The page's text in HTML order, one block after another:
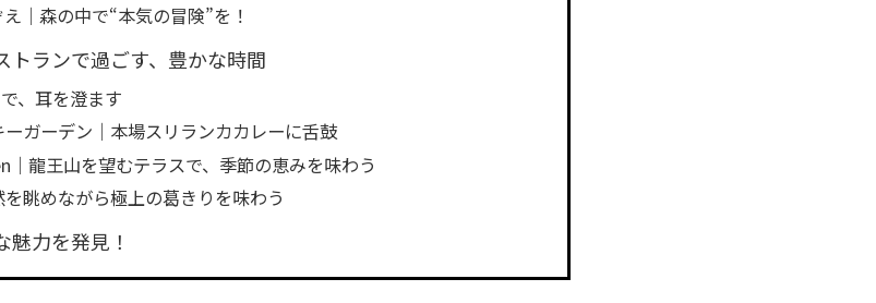
｜森の中で“本気の冒険”を！
トランで過ごす、豊かな時間
、耳を澄ます
ガーデン｜本場スリランカカレーに舌鼓
龍王山を望むテラスで、季節の恵みを味わう
眺めながら極上の葛きりを味わう
魅力を発見！